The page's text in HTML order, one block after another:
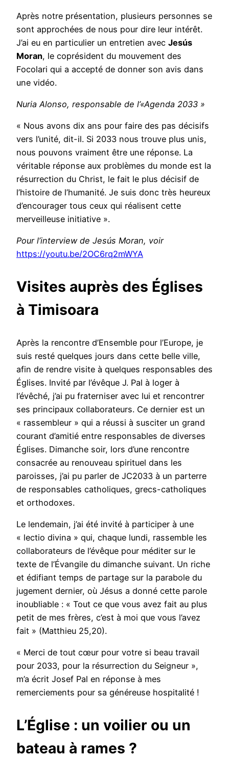
Après notre présentation, plusieurs personnes se
sont approchées de nous pour dire leur intérêt.
J’ai eu en particulier un entretien avec Jesús
Moran, le coprésident du mouvement des
Focolari qui a accepté de donner son avis dans
une vidéo.
Nuria Alonso, responsable de l’«Agenda 2033 »
« Nous avons dix ans pour faire des pas décisifs
vers l’unité, dit-il. Si 2033 nous trouve plus unis,
nous pouvons vraiment être une réponse. La
véritable réponse aux problèmes du monde est la
résurrection du Christ, le fait le plus décisif de
l’histoire de l’humanité. Je suis donc très heureux
d’encourager tous ceux qui réalisent cette
merveilleuse initiative ».
Pour l’interview de Jesús Moran, voir
https://youtu.be/2OC6rq2mWYA
Visites auprès des Églises
à Timisoara
Après la rencontre d’Ensemble pour l’Europe, je
suis resté quelques jours dans cette belle ville,
afin de rendre visite à quelques responsables des
Églises. Invité par l’évêque J. Pal à loger à
l’évêché, j’ai pu fraterniser avec lui et rencontrer
ses principaux collaborateurs. Ce dernier est un
« rassembleur » qui a réussi à susciter un grand
courant d’amitié entre responsables de diverses
Églises. Dimanche soir, lors d’une rencontre
consacrée au renouveau spirituel dans les
paroisses, j’ai pu parler de JC2033 à un parterre
de responsables catholiques, grecs-catholiques
et orthodoxes.
Le lendemain, j’ai été invité à participer à une
« lectio divina » qui, chaque lundi, rassemble les
collaborateurs de l’évêque pour méditer sur le
texte de l’Évangile du dimanche suivant. Un riche
et édifiant temps de partage sur la parabole du
jugement dernier, où Jésus a donné cette parole
inoubliable : « Tout ce que vous avez fait au plus
petit de mes frères, c’est à moi que vous l’avez
fait » (Matthieu 25,20).
« Merci de tout cœur pour votre si beau travail
pour 2033, pour la résurrection du Seigneur »,
m’a écrit Josef Pal en réponse à mes
remerciements pour sa généreuse hospitalité !
L’Église : un voilier ou un
bateau à rames ?